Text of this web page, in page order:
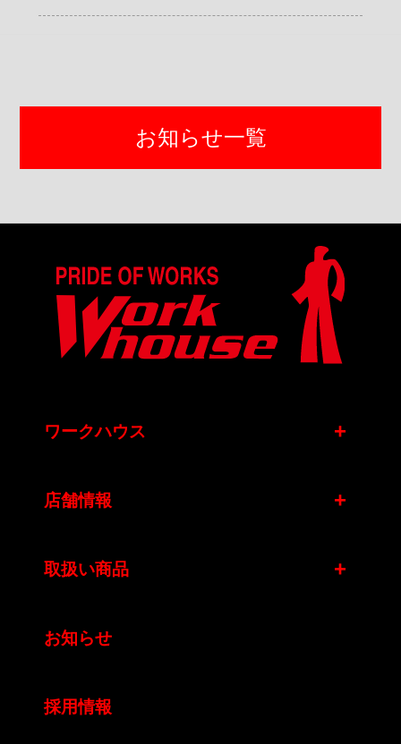
お知らせ一覧
ワークハウス +
店舗情報 +
取扱い商品 +
お知らせ
採用情報